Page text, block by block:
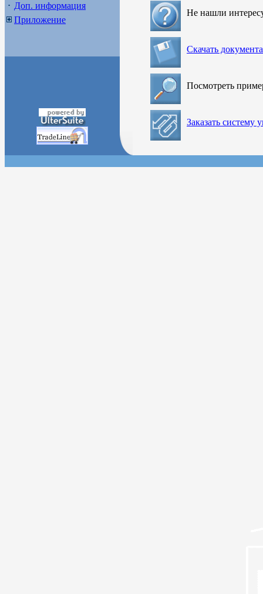
Доп. информация
Приложение
Не нашли
Скачать
Посмотреть
Заказать систему